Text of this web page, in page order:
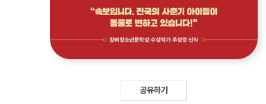
공유하기